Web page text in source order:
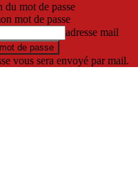
du mot de passe
mot de passe
adresse mail
vous sera envoyé par mail.